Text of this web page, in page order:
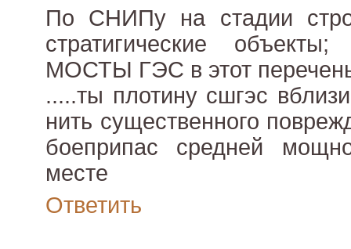
По СНИПу на стадии
стратигические
МОСТЫ ГЭС в этот
.....ты плотину сшгэс
нить существенного
боеприпас средней
месте
Ответить